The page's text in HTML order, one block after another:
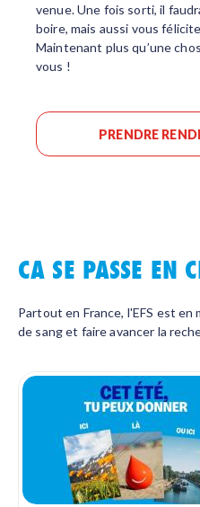
venue. Une fois sorti, il
boire, mais aussi vous
Maintenant plus qu’une
vous !
PRENDRE
CA SE PASSE EN
Partout en France, l'EFS est
de sang et faire avancer la